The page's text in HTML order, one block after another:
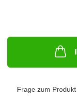
Frage zum Produkt